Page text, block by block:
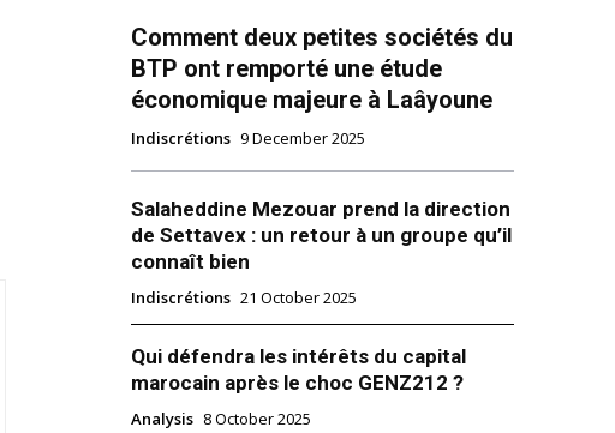
Comment deux petites sociétés du
BTP ont remporté une étude
économique majeure à Laâyoune
Indiscrétions 9 December 2025
Salaheddine Mezouar prend la direction
de Settavex : un retour à un groupe qu’il
connaît bien
Indiscrétions 21 October 2025
Qui défendra les intérêts du capital
marocain après le choc GENZ212 ?
Analysis 8 October 2025